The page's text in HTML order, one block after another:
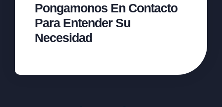
Pongamonos En Contacto
Para Entender Su
Necesidad